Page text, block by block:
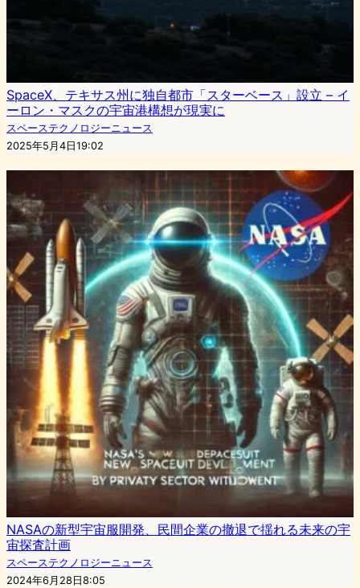
SpaceX、テキサス州に独自都市「スターベース」設立 – イ
ーロン・マスクの宇宙港構想が現実に
スペーステクノロジーニュース
2025年5月4日19:02
NASAの新型宇宙服開発、民間企業の撤退で揺れる未来の宇
宙探査計画
スペーステクノロジーニュース
2024年6月28日8:05